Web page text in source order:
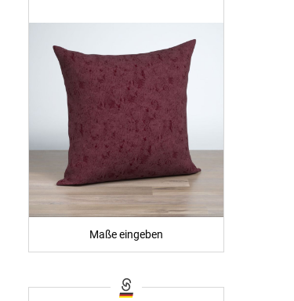
Maße eingeben